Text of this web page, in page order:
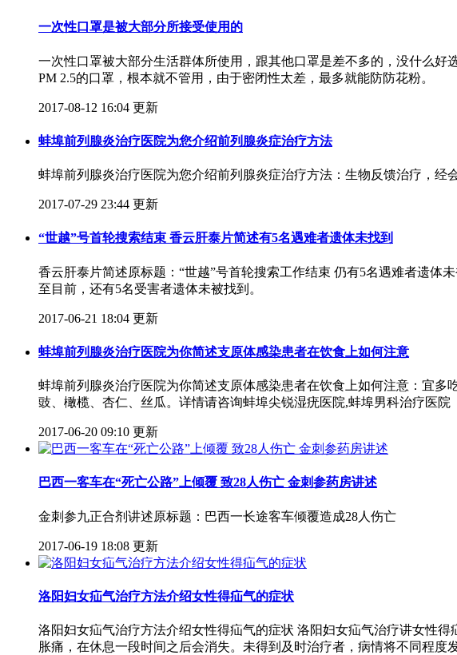
一次性口罩是被大部分所接受使用的
一次性口罩被大部分生活群体所使用，跟其他口罩是差不多的，没什么
PM 2.5的口罩，根本就不管用，由于密闭性太差，最多就能防防花粉。
2017-08-12 16:04 更新
蚌埠前列腺炎治疗医院为您介绍前列腺炎症治疗方法
蚌埠前列腺炎治疗医院为您介绍前列腺炎症治疗方法：生物反馈治疗，经
2017-07-29 23:44 更新
“世越”号首轮搜索结束 香云肝泰片简述​有5名遇难者遗体未找到
香云肝泰片简述​原标题：“世越”号首轮搜索工作结束 仍有5名遇难者遗体
至目前，还有5名受害者遗体未被找到。
2017-06-21 18:04 更新
蚌埠前列腺炎治疗医院为你简述支原体感染患者在饮食上如何注意
蚌埠前列腺炎治疗医院为你简述支原体感染患者在饮食上如何注意：宜
豉、橄榄、杏仁、丝瓜。详情请咨询蚌埠尖锐湿疣医院,蚌埠男科治疗医院
2017-06-20 09:10 更新
巴西一客车在“死亡公路”上倾覆 致28人伤亡 金刺参药房讲述
金刺参九正合剂讲述原标题：巴西一长途客车倾覆造成28人伤亡
2017-06-19 18:08 更新
洛阳妇女疝气治疗方法介绍女性得疝气的症状
洛阳妇女疝气治疗方法介绍女性得疝气的症状 洛阳妇女疝气治疗讲女性
胀痛，在休息一段时间之后会消失。未得到及时治疗者，病情将不同程度发